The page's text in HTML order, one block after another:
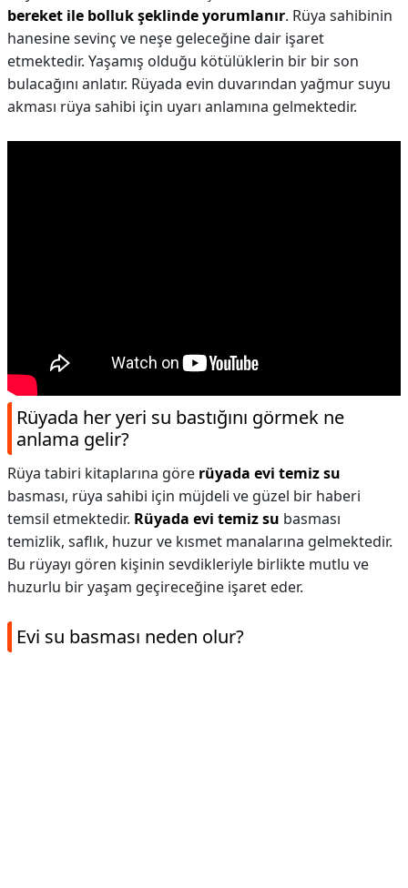
bereket ile bolluk şeklinde yorumlanır. Rüya sahibinin
hanesine sevinç ve neşe geleceğine dair işaret
etmektedir. Yaşamış olduğu kötülüklerin bir bir son
bulacağını anlatır. Rüyada evin duvarından yağmur suyu
akması rüya sahibi için uyarı anlamına gelmektedir.
Rüyada her yeri su bastığını görmek ne
anlama gelir?
Rüya tabiri kitaplarına göre rüyada evi temiz su
basması, rüya sahibi için müjdeli ve güzel bir haberi
temsil etmektedir. Rüyada evi temiz su basması
temizlik, saflık, huzur ve kısmet manalarına gelmektedir.
Bu rüyayı gören kişinin sevdikleriyle birlikte mutlu ve
huzurlu bir yaşam geçireceğine işaret eder.
Evi su basması neden olur?